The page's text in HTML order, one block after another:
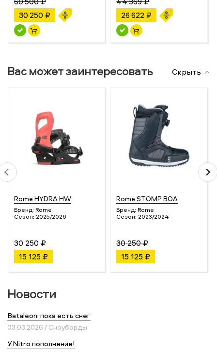
30 250 ₽
26 622 ₽
Вас может заинтересовать Скрыть
Rome HYDRA HW
Бренд: Rome
Сезон: 2025/2026
30 250 ₽
15 125 ₽
Rome STOMP BOA
Бренд: Rome
Сезон: 2023/2024
30 250 ₽
15 125 ₽
Новости
Bataleon: пока есть снег
03.03.2026 / Сноуборды
У Nitro пополнение!